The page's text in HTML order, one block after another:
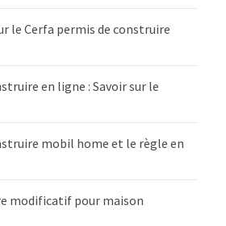
le Cerfa permis de construire
en ligne : Savoir sur le
mobil home et le règle en
modificatif pour maison